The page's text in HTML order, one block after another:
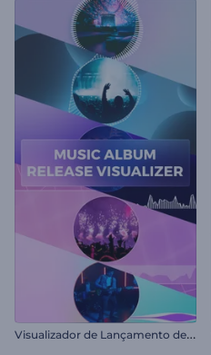
V
isualizador de Lançamento de Álbum de Música